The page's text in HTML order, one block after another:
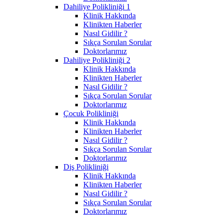
Dahiliye Polikliniği 1
Klinik Hakkında
Klinikten Haberler
Nasıl Gidilir ?
Sıkça Sorulan Sorular
Doktorlarımız
Dahiliye Polikliniği 2
Klinik Hakkında
Klinikten Haberler
Nasıl Gidilir ?
Sıkça Sorulan Sorular
Doktorlarımız
Çocuk Polikliniği
Klinik Hakkında
Klinikten Haberler
Nasıl Gidilir ?
Sıkça Sorulan Sorular
Doktorlarımız
Diş Polikliniği
Klinik Hakkında
Klinikten Haberler
Nasıl Gidilir ?
Sıkça Sorulan Sorular
Doktorlarımız